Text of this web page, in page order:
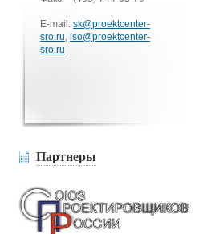
E-mail: sk@proektcenter-
sro.ru, iso@proektcenter-
sro.ru
Партнеры